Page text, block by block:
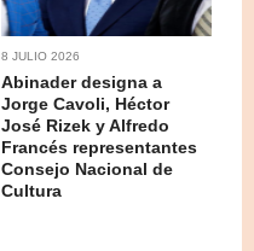
8 JULIO 2026
Abinader designa a
Jorge Cavoli, Héctor
José Rizek y Alfredo
Francés representantes
Consejo Nacional de
Cultura